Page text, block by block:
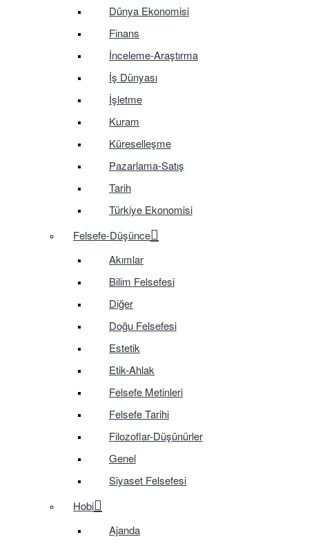
Dünya Ekonomisi
Finans
İnceleme-Araştırma
İş Dünyası
İşletme
Kuram
Küreselleşme
Pazarlama-Satış
Tarih
Türkiye Ekonomisi
Felsefe-Düşünce
Akımlar
Bilim Felsefesi
Diğer
Doğu Felsefesi
Estetik
Etik-Ahlak
Felsefe Metinleri
Felsefe Tarihi
Filozoflar-Düşünürler
Genel
Siyaset Felsefesi
Hobi
Ajanda